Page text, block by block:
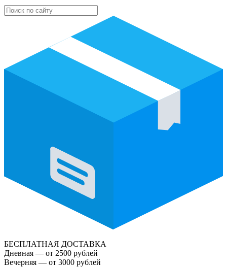
БЕСПЛАТНАЯ ДОСТАВКА
Дневная — от 2500 рублей
Вечерняя — от 3000 рублей